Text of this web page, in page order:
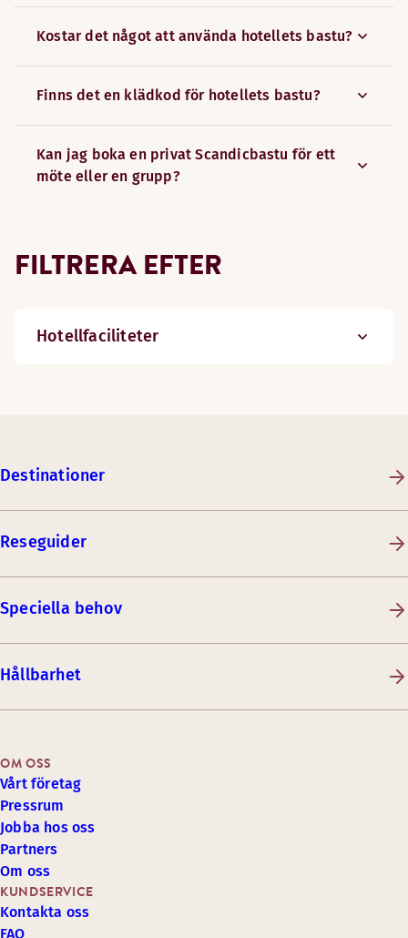
Kostar det något att använda hotellets bastu?
Finns det en klädkod för hotellets bastu?
Kan jag boka en privat Scandicbastu för ett
möte eller en grupp?
FILTRERA EFTER
Hotellfaciliteter
Destinationer
Reseguider
Speciella behov
Hållbarhet
KUNDSERVICE
Kontakta oss
FAQ
OM OSS
Vårt företag
Pressrum
Jobba hos oss
Partners
Om oss